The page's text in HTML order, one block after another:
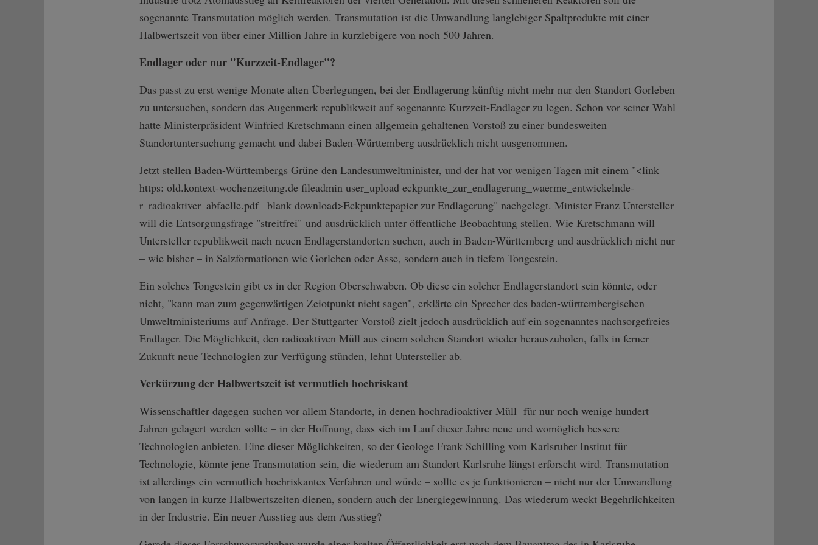
sogenannte Transmutation möglich werden. Transmutation ist die Umwandlung langlebiger Spaltprodukte mit einer
Halbwertszeit von über einer Million Jahre in kurzlebigere von noch 500 Jahren.
Endlager oder nur "Kurzzeit-Endlager"?
Das passt zu erst wenige Monate alten Überlegungen, bei der Endlagerung künftig nicht mehr nur den Standort Gorleben
zu untersuchen, sondern das Augenmerk republikweit auf sogenannte Kurzzeit-Endlager zu legen. Schon vor seiner Wahl
hatte Ministerpräsident Winfried Kretschmann einen allgemein gehaltenen Vorstoß zu einer bundesweiten
Standortuntersuchung gemacht und dabei Baden-Württemberg ausdrücklich nicht ausgenommen.
Jetzt stellen Baden-Württembergs Grüne den Landesumweltminister, und der hat vor wenigen Tagen mit einem "<link
https: old.kontext-wochenzeitung.de fileadmin user_upload eckpunkte_zur_e­ndlagerung_waer­me_entwickelnde­
r_radioaktiver_­abfaelle.pdf _blank download>Eckpunktepapier zur Endlagerung" nachgelegt. Minister Franz Untersteller
will die Entsorgungsfrage "streitfrei" und ausdrücklich unter öffentliche Beobachtung stellen. Wie Kretschmann will
Untersteller republikweit nach neuen Endlagerstandorten suchen, auch in Baden-Württemberg und ausdrücklich nicht nur
– wie bisher – in Salzformationen wie Gorleben oder Asse, sondern auch in tiefem Tongestein.
Ein solches Tongestein gibt es in der Region Oberschwaben. Ob diese ein solcher Endlagerstandort sein könnte, oder
nicht, "kann man zum gegenwärtigen Zeiotpunkt nicht sagen", erklärte ein Sprecher des baden-württembergischen
Umweltministeriums auf Anfrage. Der Stuttgarter Vorstoß zielt jedoch ausdrücklich auf ein sogenanntes nachsorgefreies
Endlager. Die Möglichkeit, den radioaktiven Müll aus einem solchen Standort wieder herauszuholen, falls in ferner
Zukunft neue Technologien zur Verfügung stünden, lehnt Untersteller ab.
Verkürzung der Halbwertszeit ist vermutlich hochriskant
Wissenschaftler dagegen suchen vor allem Standorte, in denen hochradioaktiver Müll für nur noch wenige hundert
Jahren gelagert werden sollte – in der Hoffnung, dass sich im Lauf dieser Jahre neue und womöglich bessere
Technologien anbieten. Eine dieser Möglichkeiten, so der Geologe Frank Schilling vom Karlsruher Institut für
Technologie, könnte jene Transmutation sein, die wiederum am Standort Karlsruhe längst erforscht wird. Transmutation
ist allerdings ein vermutlich hochriskantes Verfahren und würde – sollte es je funktionieren – nicht nur der Umwandlung
von langen in kurze Halbwertszeiten dienen, sondern auch der Energiegewinnung. Das wiederum weckt Begehrlichkeiten
in der Industrie. Ein neuer Ausstieg aus dem Ausstieg?